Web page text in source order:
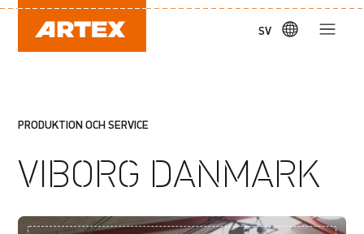
SV
VIBORG DANMARK
PRODUKTION OCH SERVICE